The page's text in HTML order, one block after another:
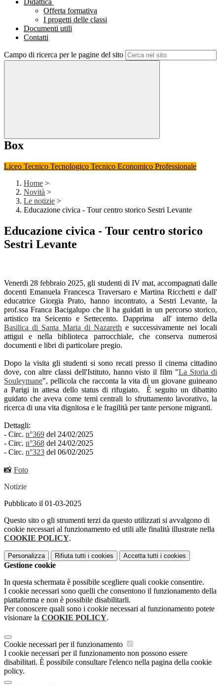
Didattica
Offerta formativa
I progetti delle classi
Documenti utili
Contatti
Campo di ricerca per le pagine del sito
Box
Liceo Tecnico Tecnologico Tecnico Economico Professionale
Home >
Novità >
Le notizie >
Educazione civica - Tour centro storico Sestri Levante
Educazione civica - Tour centro storico
Sestri Levante
Venerdi 28 febbraio 2025, gli studenti di IV mat, accompagnati dalle
docenti Emanuela Francesca Traversaro e Martina Ricchetti e dall'
educatrice Giorgia Prato, hanno incontrato, a Sestri Levante, la
prof.ssa Franca Bacigalupo che li ha guidati in un percorso storico,
artistico tra Seicento e Settecento. Dapprima all' interno della
Basilica di Santa Maria di Nazareth e successivamente nei locali
attigui e nella biblioteca parrocchiale, che conserva numerosi
documenti e libri di particolare pregio.
Dopo la visita gli studenti si sono recati presso il cinema cittadino
dove, con altre classi dell'Istituto, hanno visto il film "La Storia di
Souleymane", pellicola che racconta la vita di un giovane guineano
a Parigi in attesa dello status di rifugiato. È seguito un dibattito
guidato che aveva come temi centrali lo sfruttamento lavorativo, la
ricerca di una vita dignitosa e le fragilità per tante persone migranti.
Dettagli:
- Circ. n°369 del 24/02/2025
- Circ. n°368 del 24/02/2025
- Circ. n°323 del 06/02/2025
📸 Foto
Notizie
Pubblicato il 01-03-2025
Questo sito o gli strumenti terzi da questo utilizzati si avvalgono di
cookie necessari al funzionamento ed utili alle finalità illustrate nella
COOKIE POLICY.
Personalizza Rifiuta tutti i cookies Accetta tutti i cookies
Gestione cookie
In questa schermata è possibile scegliere quali cookie consentire.
I cookie necessari sono quelli che consentono il funzionamento della
piattaforma e non è possibile disabilitarli.
Per conoscere quali sono i cookie necessari al funzionamento potete
visionare la COOKIE POLICY.
Cookie necessari per il funzionamento
I cookie necessari per il funzionamento non possono essere
disabilitati. È possibile consultare l'elenco nella pagina della cookie
policy.